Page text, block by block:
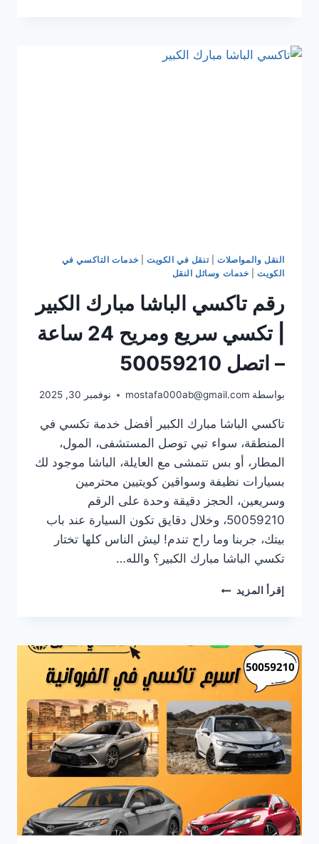
أسرع
النقل والمواصلات|تنقل في الكويت
خدمات التاكسي في
الكويت| خدمات وسائل النقل
رقم تاكسي الباشا مبارك الكبير
| تكسي سريع ومريح 24 ساعة
– اتصل 50059210
بواسطة mostafa000ab@gmail.com نوفمبر 30, 2025
تاكسي الباشا مبارك الكبير أفضل خدمة تكسي في
المنطقة، سواء تبي توصل المستشفى، المول،
المطار، أو بس تتمشى مع العايلة، الباشا موجود لك
بسيارات نظيفة وسواقين كويتيين محترمين
وسريعين، الحجز دقيقة وحدة على الرقم
50059210، وخلال دقايق تكون السيارة عند باب
بيتك، جربنا وما راح تندم! ليش الناس كلها تختار
تكسي الباشا مبارك الكبير؟ والله…
إقرأ المزيد رقم
الكبير
تكسي
سريع
ومريح
24
ساعة
–
اتصل